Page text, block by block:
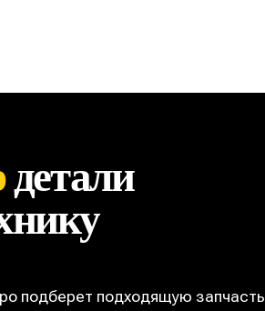
детали
подберет подходящую запчасть